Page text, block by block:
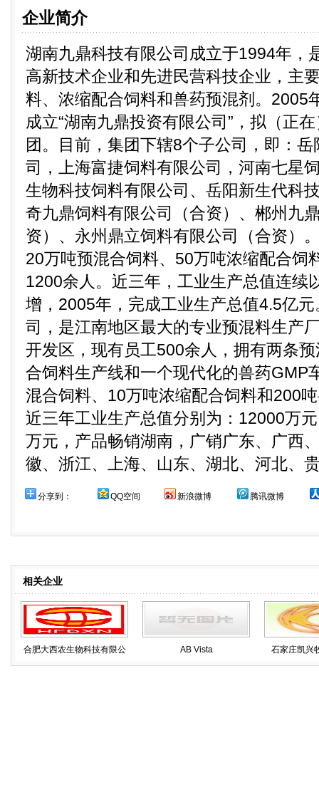
企业简介
湖南九鼎科技有限公司成立于1994年，
高新技术企业和先进民营科技企业，主
料、浓缩配合饲料和兽药预混剂。2005
成立“湖南九鼎投资有限公司”，拟（正
团。目前，集团下辖8个子公司，即：
司，上海富捷饲料有限公司，河南七星
生物科技饲料有限公司、岳阳新生代科
奇九鼎饲料有限公司（合资）、郴州九
资）、永州鼎立饲料有限公司（合资）
20万吨预混合饲料、50万吨浓缩配合饲
1200余人。近三年，工业生产总值连续
增，2005年，完成工业生产总值4.5亿
司，是江南地区最大的专业预混料生产
开发区，现有员工500余人，拥有两条
合饲料生产线和一个现代化的兽药GMP
混合饲料、10万吨浓缩配合饲料和200
近三年工业生产总值分别为：12000万
万元，产品畅销湖南，广销广东、广西
徽、浙江、上海、山东、湖北、河北、
分享到： QQ空间 新浪微博 腾讯微博
相关企业
合肥大西农生物科技有限公 AB Vista 石家庄凯兴